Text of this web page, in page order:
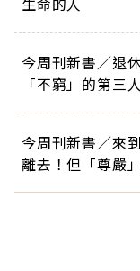
今周刊新書／退
「不窮」的第三
今周刊新書／來
離去！但「尊嚴